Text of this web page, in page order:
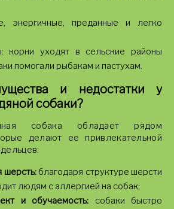
энергичные, преданные и легко
корни уходят в сельские районы
помогали рыбакам и пастухам.
и недостатки у
собаки?
собака обладает рядом
делают ее привлекательной
шерсть:благодаря структуре шерсти
людям с аллергией на собак;
и обучаемость: собаки быстро